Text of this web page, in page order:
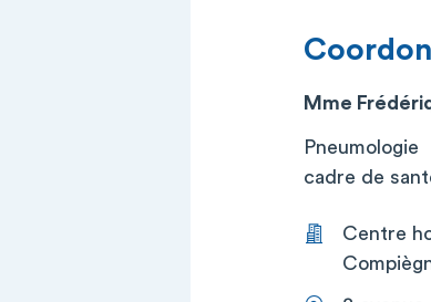
Mme
Pneumologie
cadre de
Centre